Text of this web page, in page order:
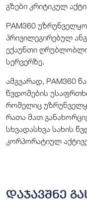
გზები კრიტიკულ
PAM360
პრივილეგირებულ
ექაუნთი
სერვერზე.
ამგვარად, PAM360
წვდომების
რომელიც
რათა მათ
სხვადასხვა სახის
კორპორატიულ
დაჯავშნე